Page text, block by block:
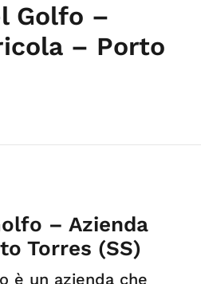
Golfo –
– Porto
– Azienda
Torres (SS)
è un azienda che